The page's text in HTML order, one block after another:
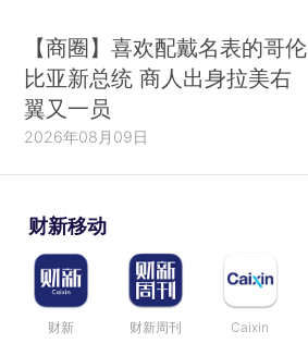
【商圈】喜欢配戴名表的哥伦
比亚新总统 商人出身拉美右
翼又一员
2026年08月09日
财新移动
财新 财新周刊 Caixin